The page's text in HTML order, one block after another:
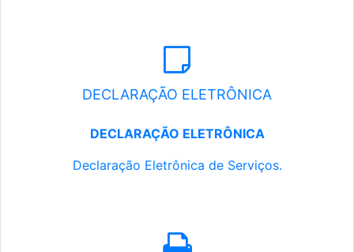
DECLARAÇÃO ELETRÔNICA
DECLARAÇÃO ELETRÔNICA
Declaração Eletrônica de Serviços.